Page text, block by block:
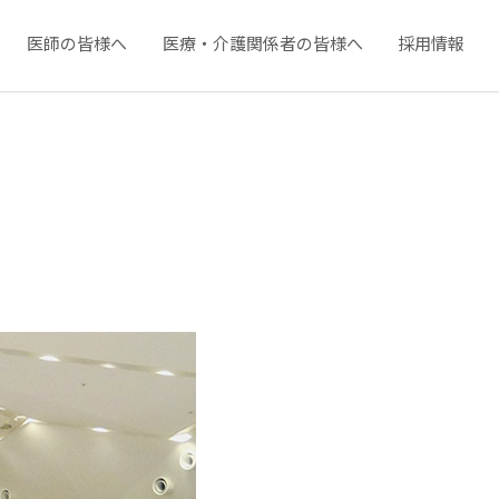
医師の皆様へ 医療・介護関係者の皆様へ 採用情報